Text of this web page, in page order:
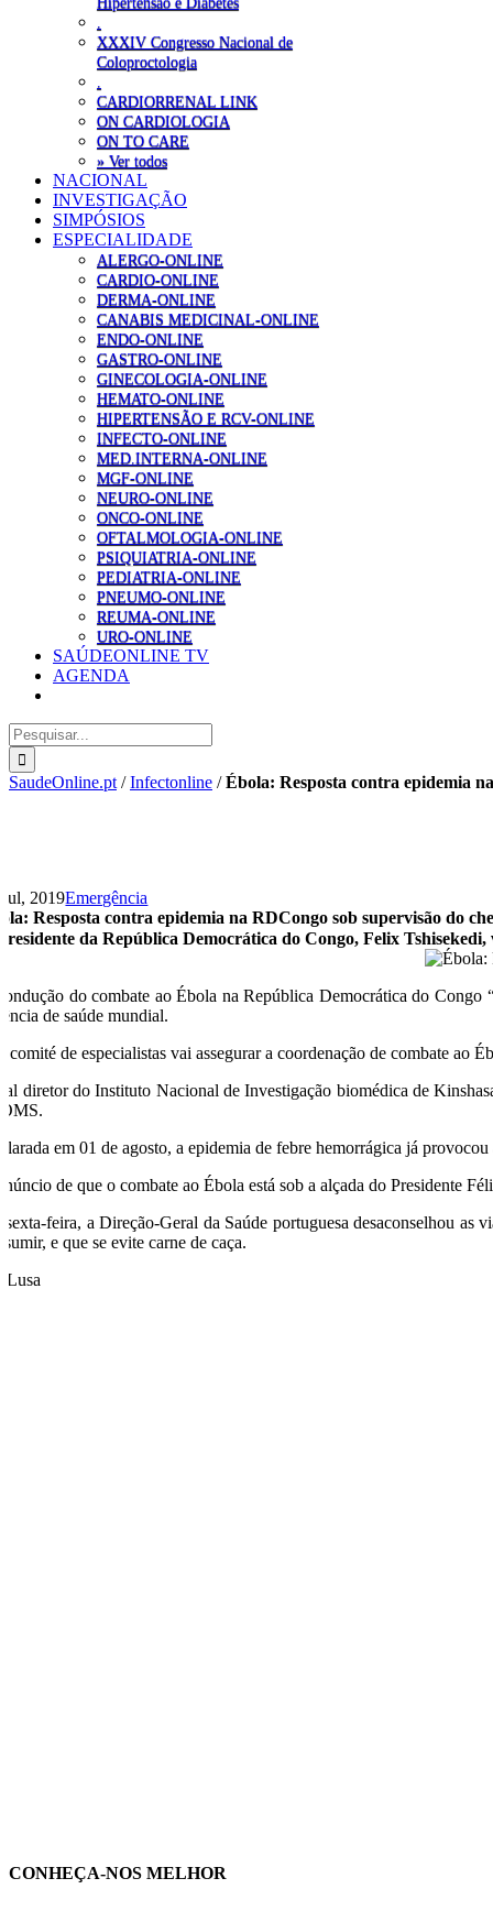
XXXIV Congresso Nacional de
Coloproctologia
CARDIORRENAL LINK
ON CARDIOLOGIA
ON TO CARE
» Ver todos
NACIONAL
INVESTIGAÇÃO
SIMPÓSIOS
ESPECIALIDADE
ALERGO-ONLINE
CARDIO-ONLINE
DERMA-ONLINE
CANABIS MEDICINAL-ONLINE
ENDO-ONLINE
GASTRO-ONLINE
GINECOLOGIA-ONLINE
HEMATO-ONLINE
HIPERTENSÃO E RCV-ONLINE
INFECTO-ONLINE
MED.INTERNA-ONLINE
MGF-ONLINE
NEURO-ONLINE
ONCO-ONLINE
OFTALMOLOGIA-ONLINE
PSIQUIATRIA-ONLINE
PEDIATRIA-ONLINE
PNEUMO-ONLINE
REUMA-ONLINE
URO-ONLINE
SAÚDEONLINE TV
AGENDA
Pesquisar
SaudeOnline.pt /Infectonline /Ébola: Resposta contra epidemia
2019Emergência
Resposta contra epidemia na RDCongo sob supervisão do
da República Democrática do Congo, Felix
do combate ao Ébola na República Democrática do Congo
de saúde mundial.
comité de especialistas vai assegurar a coordenação de combate ao
diretor do Instituto Nacional de Investigação biomédica de
em 01 de agosto, a epidemia de febre hemorrágica já
de que o combate ao Ébola está sob a alçada do Presidente
sexta-feira, a Direção-Geral da Saúde portuguesa desaconselhou as
e que se evite carne de caça.
Lusa
CONHEÇA-NOS MELHOR